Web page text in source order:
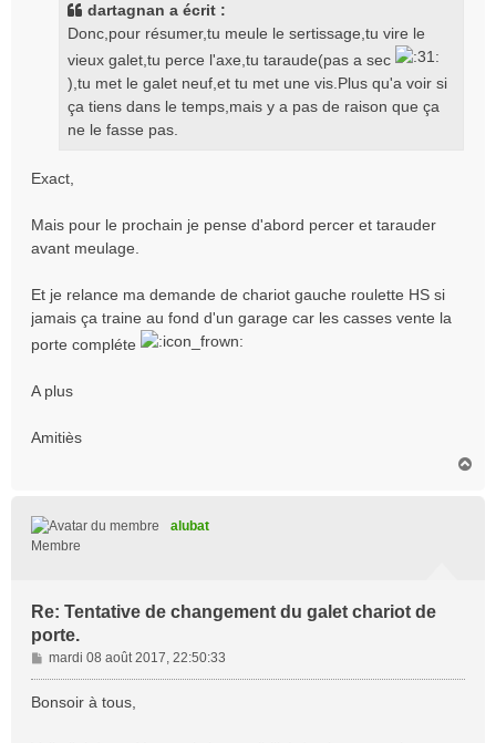
dartagnan a écrit :
Donc,pour résumer,tu meule le sertissage,tu vire le
vieux galet,tu perce l'axe,tu taraude(pas a sec
),tu met le galet neuf,et tu met une vis.Plus qu'a voir si
ça tiens dans le temps,mais y a pas de raison que ça
ne le fasse pas.
Exact,
Mais pour le prochain je pense d'abord percer et tarauder
avant meulage.
Et je relance ma demande de chariot gauche roulette HS si
jamais ça traine au fond d'un garage car les casses vente la
porte compléte
A plus
Amitiès
alubat
Membre
Re: Tentative de changement du galet chariot de
porte.
M
e
s
mardi 08 août 2017, 22:50:33
Bonsoir à tous,